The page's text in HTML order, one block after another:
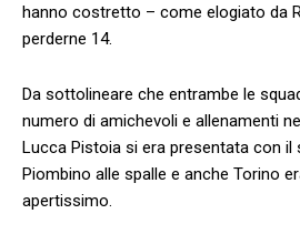
hanno costretto – come elogiato da
perderne 14.
Da sottolineare che entrambe le
numero di amichevoli e allenamenti
Lucca Pistoia si era presentata con
Piombino alle spalle e anche Torino
apertissimo.